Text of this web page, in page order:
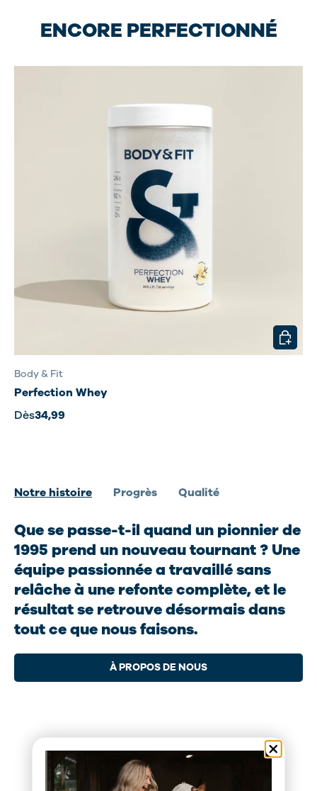
ENCORE PERFECTIONNÉ
Body & Fit
Perfection Whey
Dès34,99
Notre histoire Progrès Qualité
Que se passe-t-il quand un pionnier de
1995 prend un nouveau tournant ? Une
équipe passionnée a travaillé sans
relâche à une refonte complète, et le
résultat se retrouve désormais dans
tout ce que nous faisons.
À PROPOS DE NOUS